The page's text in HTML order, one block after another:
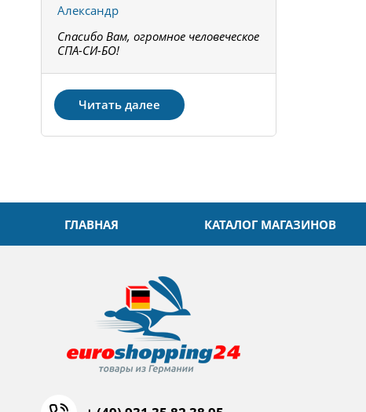
Александр
Спасибо Вам, огромное человеческое
СПА-СИ-БО!
Читать далее
ГЛАВНАЯ КАТАЛОГ МАГАЗИНОВ